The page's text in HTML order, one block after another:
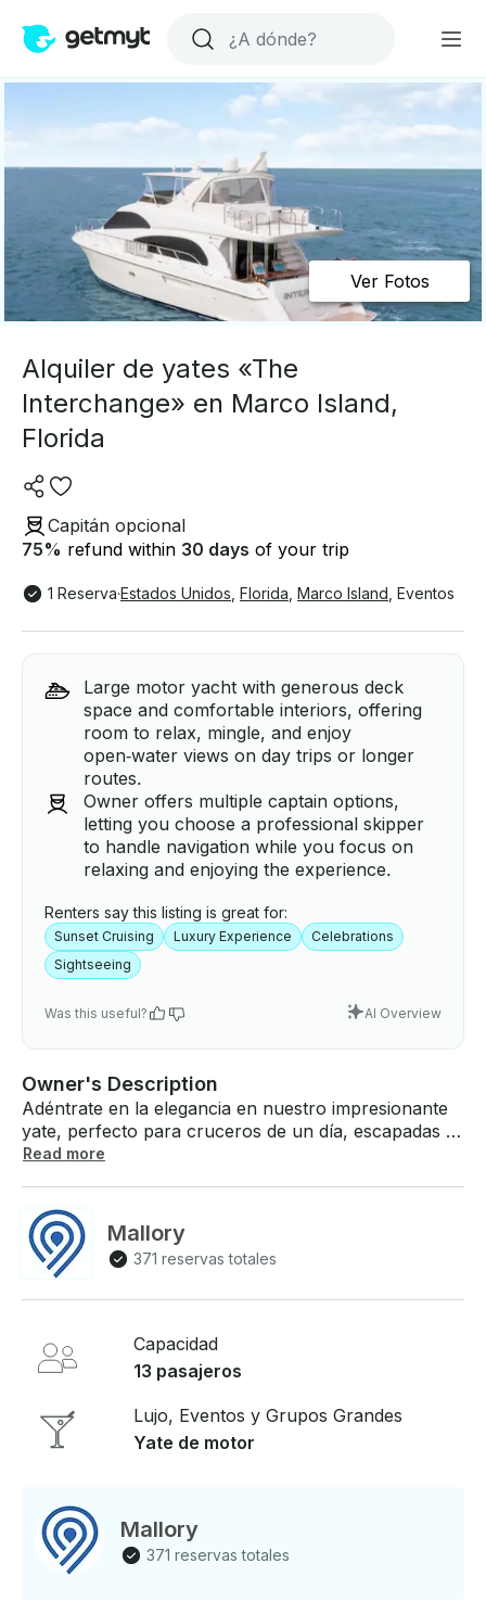
Ver Fotos
Alquiler de yates «The
Interchange» en Marco Island,
Florida
Capitán opcional
75% refund within 30 days of your trip
1 Reserva·Estados Unidos Florida Marco Island Eventos
Large motor yacht with generous deck
space and comfortable interiors, offering
room to relax, mingle, and enjoy
open‑water views on day trips or longer
routes.
Owner offers multiple captain options,
letting you choose a professional skipper
to handle navigation while you focus on
relaxing and enjoying the experience.
Renters say this listing is great for:
Sunset Cruising Luxury Experience
Celebrations
Sightseeing
Was this useful? AI Overview
Owner's Description
Adéntrate en la elegancia en nuestro impresionante
yate, perfecto para cruceros de un día, escapadas al
atardecer, fiestas exclusivas o viajes a Key West y
impresionantes vistas. Disfrute de un servicio de
primera clase por parte de nuestro equipo dedicado,
que adapta cada detalle a sus deseos. Ya sea para
mismo y deje que el paraíso lo llame por su nombre .
- Lily pad Pool Floats, sistema de sonido Bluetooth
multizona, cocina completa, tumbonas en la proa,
Cooler Flybridge Carcasa opcional de vidrio
Read more
Mallory
371 reservas totales
Capacidad
13 pasajeros
Lujo, Eventos y Grupos Grandes
Yate de motor
Mallory
371 reservas totales